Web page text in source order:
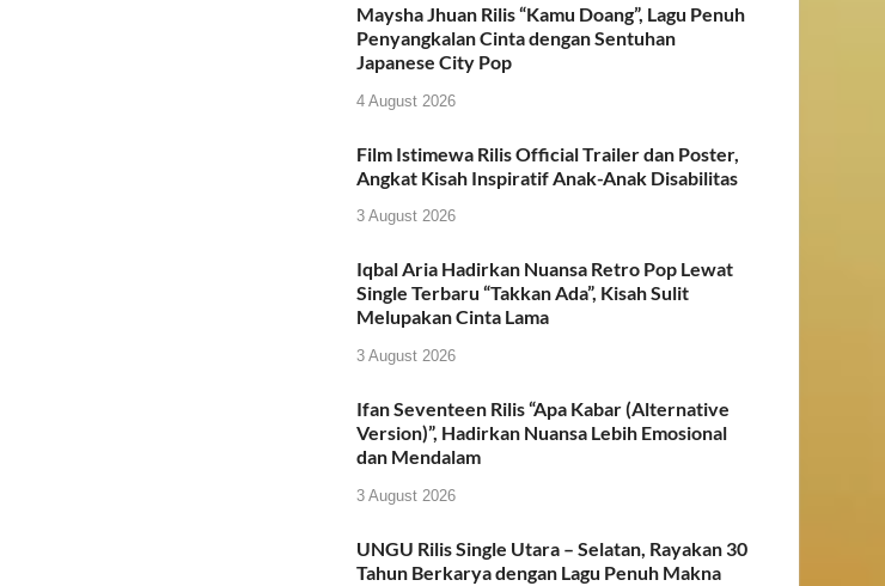
Maysha Jhuan Rilis “Kamu Doang”, Lagu Penuh
Penyangkalan Cinta dengan Sentuhan
Japanese City Pop
4 August 2026
Film Istimewa Rilis Official Trailer dan Poster,
Angkat Kisah Inspiratif Anak-Anak Disabilitas
3 August 2026
Iqbal Aria Hadirkan Nuansa Retro Pop Lewat
Single Terbaru “Takkan Ada”, Kisah Sulit
Melupakan Cinta Lama
3 August 2026
Ifan Seventeen Rilis “Apa Kabar (Alternative
Version)”, Hadirkan Nuansa Lebih Emosional
dan Mendalam
3 August 2026
UNGU Rilis Single Utara – Selatan, Rayakan 30
Tahun Berkarya dengan Lagu Penuh Makna